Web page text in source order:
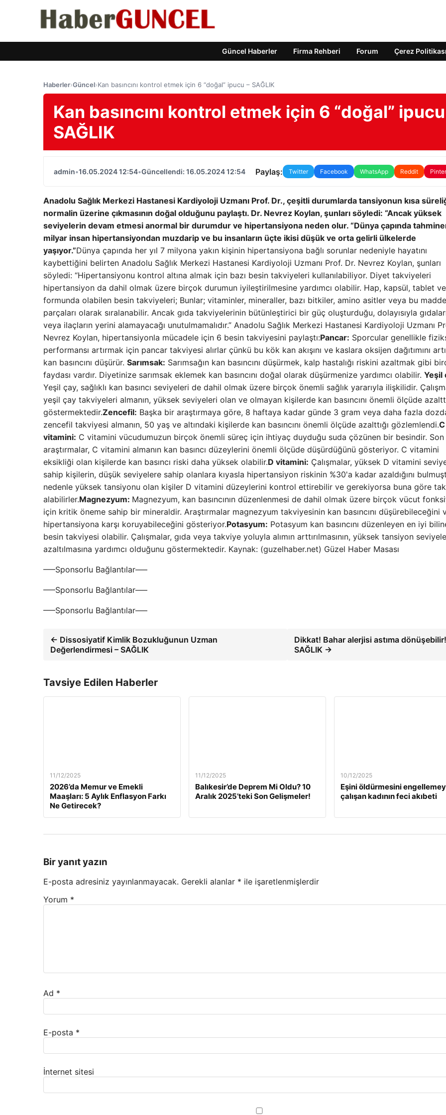
Güncel Haberler Firma Rehberi Forum Çerez Politikası
Haberler›Güncel›Kan basıncını kontrol etmek için 6 “doğal” ipucu – SAĞLIK
Kan basıncını kontrol etmek için 6 “doğal”
SAĞLIK
admin•16.05.2024 12:54•Güncellendi: 16.05.2024 12:54 Paylaş: Twitter Facebook WhatsApp Reddit
Anadolu Sağlık Merkezi Hastanesi Kardiyoloji Uzmanı Prof. Dr., çeşitli durumlarda tansiyonun kısa
normalin üzerine çıkmasının doğal olduğunu paylaştı. Dr. Nevrez Koylan, şunları söyledi: “Ancak yüksek
seviyelerin devam etmesi anormal bir durumdur ve hipertansiyona neden olur. “Dünya çapında
milyar insan hipertansiyondan muzdarip ve bu insanların üçte ikisi düşük ve orta gelirli ülkelerde
yaşıyor.”Dünya çapında her yıl 7 milyona yakın kişinin hipertansiyona bağlı sorunlar nedeniyle hayatını
kaybettiğini belirten Anadolu Sağlık Merkezi Hastanesi Kardiyoloji Uzmanı Prof. Dr. Nevrez Koylan, şunları
söyledi: “Hipertansiyonu kontrol altına almak için bazı besin takviyeleri kullanılabiliyor. Diyet takviyeleri
hipertansiyon da dahil olmak üzere birçok durumun iyileştirilmesine yardımcı olabilir. Hap, kapsül, tablet
formunda olabilen besin takviyeleri; Bunlar; vitaminler, mineraller, bazı bitkiler, amino asitler veya bu
parçaları olarak sıralanabilir. Ancak gıda takviyelerinin bütünleştirici bir güç oluşturduğu, dolayısıyla
veya ilaçların yerini alamayacağı unutulmamalıdır.” Anadolu Sağlık Merkezi Hastanesi Kardiyoloji Uzmanı
Nevrez Koylan, hipertansiyonla mücadele için 6 besin takviyesini paylaştı:Pancar: Sporcular genellikle
performansı artırmak için pancar takviyesi alırlar çünkü bu kök kan akışını ve kaslara oksijen dağıtımını
kan basıncını düşürür. Sarımsak: Sarımsağın kan basıncını düşürmek, kalp hastalığı riskini azaltmak gibi
faydası vardır. Diyetinize sarımsak eklemek kan basıncını doğal olarak düşürmenize yardımcı olabilir. Yeşil
Yeşil çay, sağlıklı kan basıncı seviyeleri de dahil olmak üzere birçok önemli sağlık yararıyla ilişkilidir.
yeşil çay takviyeleri almanın, yüksek seviyeleri olan ve olmayan kişilerde kan basıncını önemli ölçüde
göstermektedir.Zencefil: Başka bir araştırmaya göre, 8 haftaya kadar günde 3 gram veya daha fazla
zencefil takviyesi almanın, 50 yaş ve altındaki kişilerde kan basıncını önemli ölçüde azalttığı gözlemlendi.C
vitamini: C vitamini vücudumuzun birçok önemli süreç için ihtiyaç duyduğu suda çözünen bir besindir. Son
araştırmalar, C vitamini almanın kan basıncı düzeylerini önemli ölçüde düşürdüğünü gösteriyor. C vitamini
eksikliği olan kişilerde kan basıncı riski daha yüksek olabilir.D vitamini: Çalışmalar, yüksek D vitamini
sahip kişilerin, düşük seviyelere sahip olanlara kıyasla hipertansiyon riskinin %30'a kadar azaldığını
nedenle yüksek tansiyonu olan kişiler D vitamini düzeylerini kontrol ettirebilir ve gerekiyorsa buna göre
alabilirler.Magnezyum: Magnezyum, kan basıncının düzenlenmesi de dahil olmak üzere birçok vücut
için kritik öneme sahip bir mineraldir. Araştırmalar magnezyum takviyesinin kan basıncını düşürebileceğini
hipertansiyona karşı koruyabileceğini gösteriyor.Potasyum: Potasyum kan basıncını düzenleyen en iyi
besin takviyesi olabilir. Çalışmalar, gıda veya takviye yoluyla alımın arttırılmasının, yüksek tansiyon
azaltılmasına yardımcı olduğunu göstermektedir. Kaynak: (guzelhaber.net) Güzel Haber Masası
—–Sponsorlu Bağlantılar—–
—–Sponsorlu Bağlantılar—–
—–Sponsorlu Bağlantılar—–
← Dissosiyatif Kimlik Bozukluğunun Uzman
Değerlendirmesi – SAĞLIK
Dikkat! Bahar alerjisi astıma
SAĞLIK →
Tavsiye Edilen Haberler
11/12/2025
2026’da Memur ve Emekli
Maaşları: 5 Aylık Enflasyon Farkı
Ne Getirecek?
11/12/2025
Balıkesir’de Deprem Mi Oldu? 10
Aralık 2025’teki Son Gelişmeler!
10/12/2025
Eşini öldürmesini
çalışan kadının feci akıbeti
Bir yanıt yazın
E-posta adresiniz yayınlanmayacak. Gerekli alanlar * ile işaretlenmişlerdir
Yorum *
Ad *
E-posta *
İnternet sitesi